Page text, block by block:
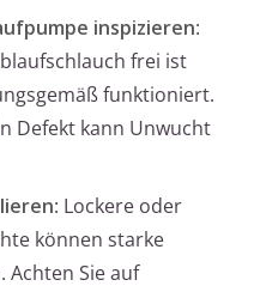
inspizieren:
frei ist
funktioniert.
Defekt kann Unwucht
: Lockere oder
können starke
Sie auf